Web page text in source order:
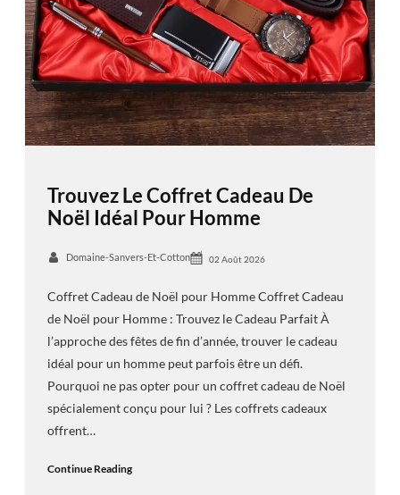
Trouvez Le Coffret Cadeau De
Noël Idéal Pour Homme
Domaine-Sanvers-Et-Cotton 02 Août 2026
Coffret Cadeau de Noël pour Homme Coffret Cadeau
de Noël pour Homme : Trouvez le Cadeau Parfait À
l’approche des fêtes de fin d’année, trouver le cadeau
idéal pour un homme peut parfois être un défi.
Pourquoi ne pas opter pour un coffret cadeau de Noël
spécialement conçu pour lui ? Les coffrets cadeaux
offrent…
Continue Reading